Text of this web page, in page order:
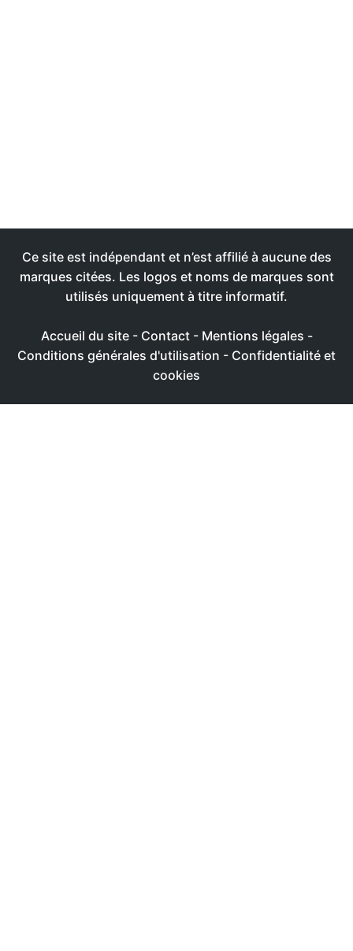
Ce site est indépendant et n’est affilié à aucune des
marques citées. Les logos et noms de marques sont
utilisés uniquement à titre informatif.
Accueil du site- Contact - Mentions légales -
Conditions générales d'utilisation - Confidentialité et
cookies